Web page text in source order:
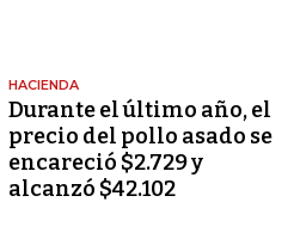
HACIENDA
Durante el último año, el
precio del pollo asado se
encareció $2.729 y
alcanzó $42.102